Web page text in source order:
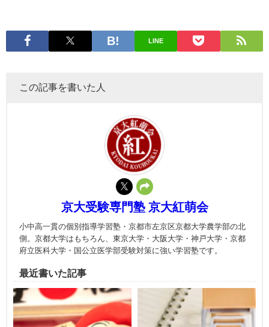
LINE
この記事を書いた人
京大受験専門塾 京大紅萌会
小中高一貫の個別指導学習塾・京都市左京区京都大学農学部の北
側。京都大学はもちろん、東京大学・大阪大学・神戸大学・京都
府立医科大学・国公立医学部受験対策に強い学習塾です。
最近書いた記事